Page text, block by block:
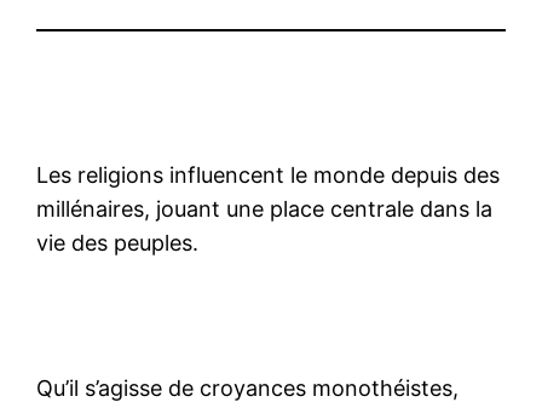
Les religions influencent le monde depuis des
millénaires, jouant une place centrale dans la
vie des peuples.
Qu’il s’agisse de croyances monothéistes,